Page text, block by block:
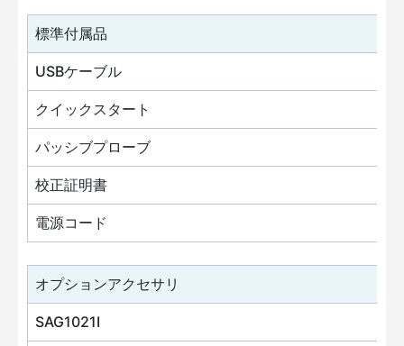
標準付属品
USBケーブル
クイックスタート
パッシブプローブ
校正証明書
電源コード
オプションアクセサリ
SAG1021I